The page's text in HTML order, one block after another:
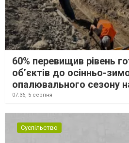
60% перевищив рівень
об’єктів до осінньо-
опалювального сезону
07:36, 5 серпня
Суспільство